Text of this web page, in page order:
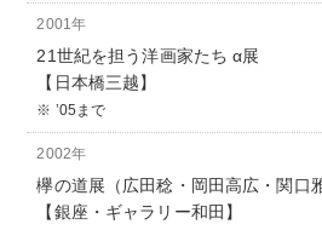
2001年
21世紀を担う洋画家たち α展
【日本橋三越】
’05まで
2002年
欅の道展（広田稔・岡田高広・関口
【銀座・ギャラリー和田】